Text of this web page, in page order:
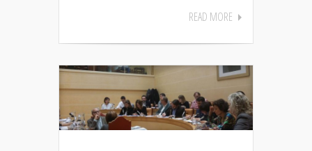
READ MORE